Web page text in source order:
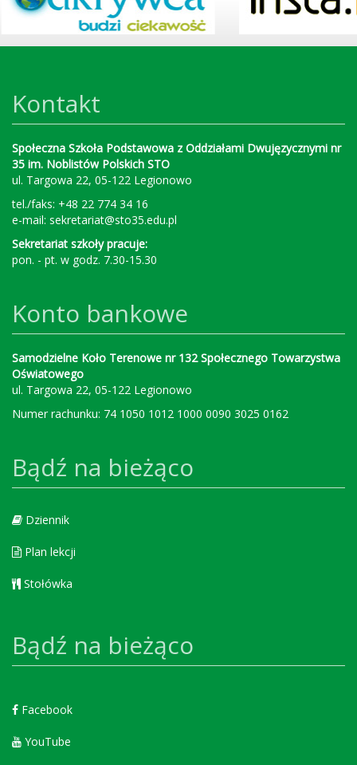
Kontakt
Społeczna Szkoła Podstawowa z Oddziałami Dwujęzycznymi nr
35 im. Noblistów Polskich STO
ul. Targowa 22, 05-122 Legionowo
tel./faks: +48 22 774 34 16
e-mail: sekretariat@sto35.edu.pl
Sekretariat szkoły pracuje:
pon. - pt. w godz. 7.30-15.30
Konto bankowe
Samodzielne Koło Terenowe nr 132 Społecznego Towarzystwa
Oświatowego
ul. Targowa 22, 05-122 Legionowo
Numer rachunku: 74 1050 1012 1000 0090 3025 0162
Bądź na bieżąco
Dziennik
Plan lekcji
Stołówka
Bądź na bieżąco
Facebook
YouTube